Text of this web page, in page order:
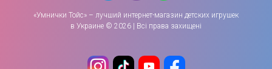
«Умнички Тойс» – лучший интернет-магазин детских игрушек
в Украине © 2026 | Всі права захищені